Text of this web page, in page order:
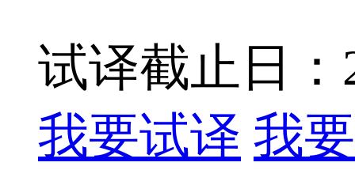
试译截止日：
我要试译 我